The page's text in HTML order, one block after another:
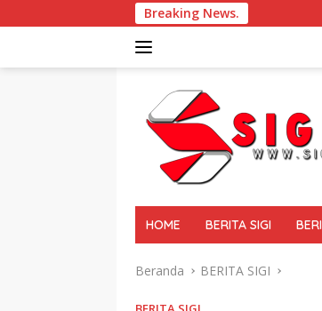
ke
Breaking News.PASCA GEMPA
HOME BERITA SIGI
Beranda BERITA SIGI